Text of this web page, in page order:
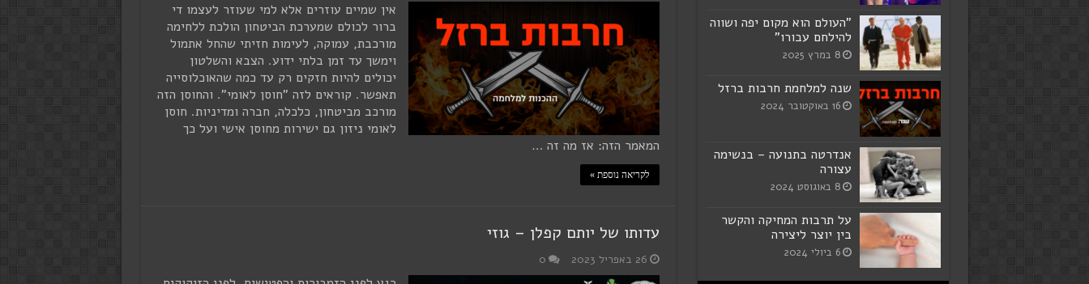
אין שמיים עוזרים אלא למי שעוזר לעצמו די
ברור לכולם שמערכת הביטחון הולכת ללחימה
מורכבת, עמוקה, לעימות חזיתי שהחל אתמול
וימשך עד זמן בלתי ידוע. הצבא והשלטון
יכולים להיות חזקים רק עד כמה שהאוכלוסייה
תאפשר. קוראים לזה "חוסן לאומי". והחוסן הזה
מורכב מביטחון, כלכלה, חברה ומדיניות. חוסן
לאומי ניזון גם ישירות מחוסן אישי ועל כך
המאמר הזה: אז מה זה …
לקריאה נוספת »
עדותו של יותם קפלן – גוזי
26 באפריל 2023 0
"העולם הוא מקום יפה ושווה
להילחם עבורו"
8 במרץ 2025
שנה למלחמת חרבות ברזל
16 באוקטובר 2024
אנדרטה בתנועה – בנשימה
עצורה
8 באוגוסט 2024
על תרבות המחיקה והקשר
בין יוצר ליצירה
6 ביולי 2024